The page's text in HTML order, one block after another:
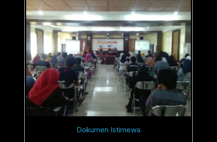
Dokumen Istimewa